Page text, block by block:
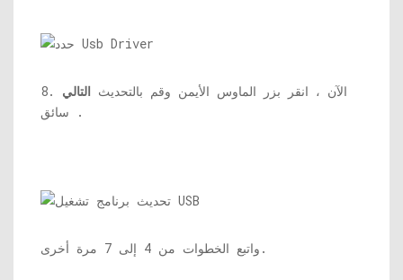
8. الآن ، انقر بزر الماوس الأيمن وقم بالتحديث التالي
سائق .
واتبع الخطوات من 4 إلى 7 مرة أخرى.